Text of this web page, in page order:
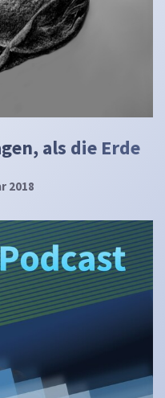
als die Erde
2018